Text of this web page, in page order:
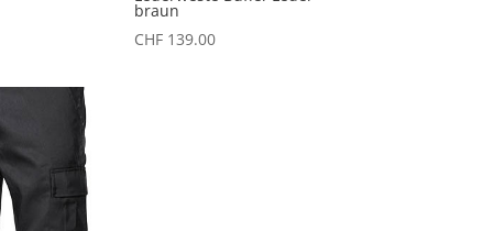
braun
CHF 139.00